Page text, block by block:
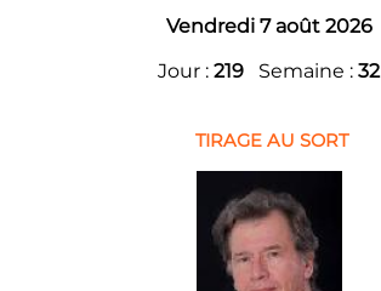
Vendredi 7 août 2026
Jour : 219 Semaine : 32
TIRAGE AU SORT